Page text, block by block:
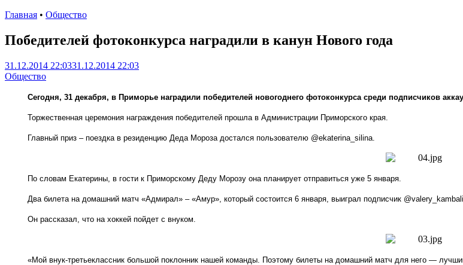
Главная • Общество
Победителей фотоконкурса наградили в канун Нового года
31.12.2014 22:0331.12.2014 22:03
Общество
Сегодня, 31 декабря, в Приморье наградили победителей новогоднего фотоконкурса среди подписчиков
Торжественная церемония награждения победителей прошла в Администрации Приморского края.
Главный приз – поездка в резиденцию Деда Мороза достался пользователю @ekaterina_silina.
По словам Екатерины, в гости к Приморскому Деду Морозу она планирует отправиться уже 5 января.
Два билета на домашний матч «Адмирал» – «Амур», который состоится 6 января, выиграл подписчик @valery_
Он рассказал, что на хоккей пойдет с внуком.
«Мой внук-третьеклассник большой поклонник нашей команды. Поэтому билеты на домашний матч для него —